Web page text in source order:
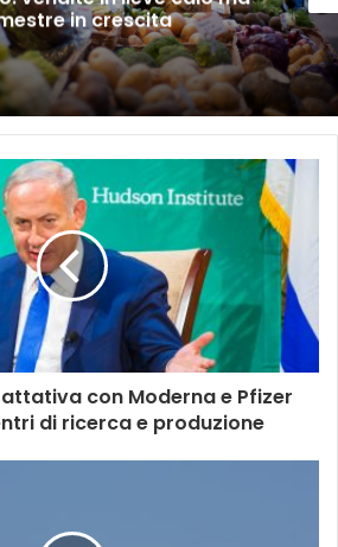
in crescita
con Moderna e Pfizer
di ricerca e produzione